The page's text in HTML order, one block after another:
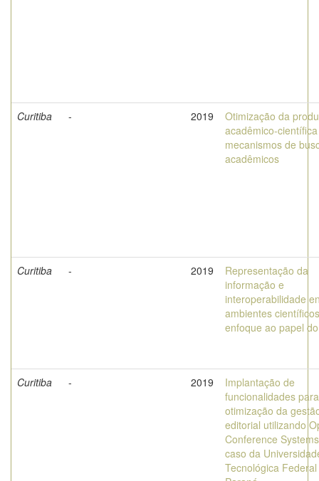
Curitiba - 2019
Otimização da
acadêmico-
mecanismos de
acadêmicos
Curitiba - 2019
Representação da
informação e
interoperabilidade
ambientes
enfoque ao papel
Curitiba - 2019
Implantação de
funcionalidades
otimização da
editorial utilizando
Conference
caso da
Tecnológica